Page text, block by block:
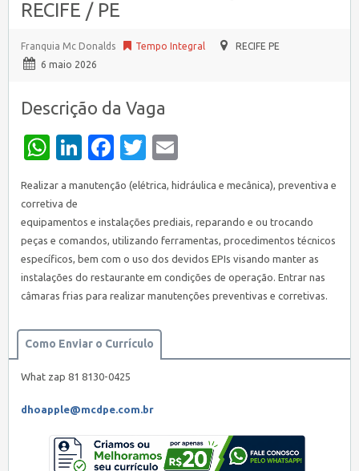
RECIFE / PE
Franquia Mc Donalds Tempo Integral
RECIFE PE
6 maio 2026
Descrição da Vaga
WhatsApp
LinkedIn
Facebook
Twitter
Realizar a manutenção (elétrica, hidráulica e mecânica), preventiva e
corretiva de
equipamentos e instalações prediais, reparando e ou trocando
peças e comandos, utilizando ferramentas, procedimentos técnicos
específicos, bem com o uso dos devidos EPIs visando manter as
instalações do restaurante em condições de operação. Entrar nas
câmaras frias para realizar manutenções preventivas e corretivas.
Como Enviar o Currículo
What zap 81 8130-0425
dhoapple@mcdpe.com.br